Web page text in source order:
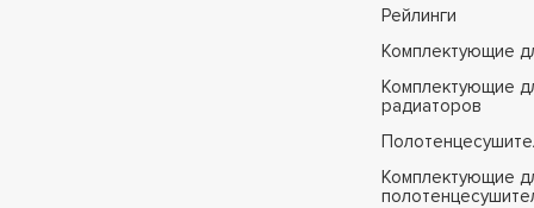
Рейлинги
Комплектующие
Комплектующие
радиаторов
Комплектующие